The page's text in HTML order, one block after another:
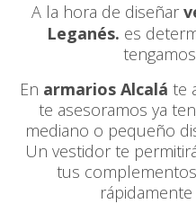
A la hora de diseñar
Leganés. es
En armarios Alcalá te
te asesoramos ya
mediano o pequeño
Un vestidor te
tus